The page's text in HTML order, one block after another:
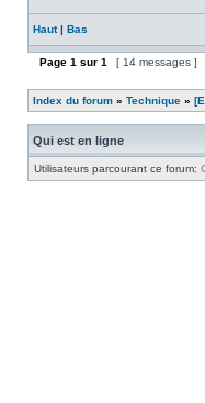
Haut| Bas
Page 1 sur 1 [ 14 messages ]
Index du forum » Technique »
Qui est en ligne
Utilisateurs parcourant ce forum: